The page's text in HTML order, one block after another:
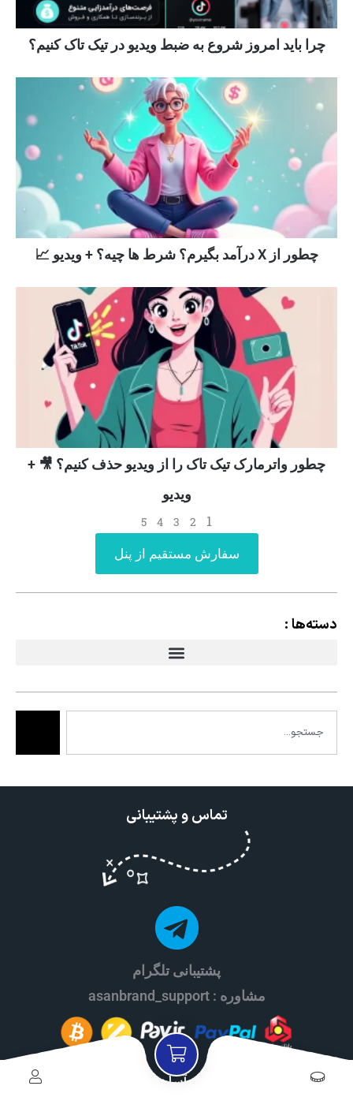
چرا باید امروز شروع به ضبط ویدیو در تیک تاک کنیم؟
چطور از X درآمد بگیرم؟ شرط ها چیه؟ + ویدیو 📈
چطور واترمارک تیک تاک را از ویدیو حذف کنیم؟ 🎥 +
ویدیو
1
2
3
4
5
سفارش مستقیم از پنل
دسته‌ها :
تماس و پشتیبانی
پشتیبانی تلگرام
مشاوره : asanbrand_support
هدف آسان برند